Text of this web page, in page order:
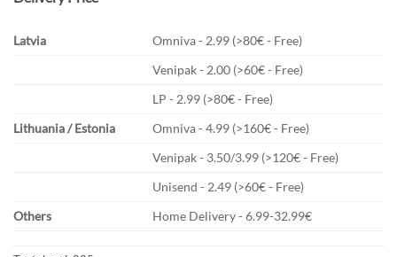
Latvia
Omniva - 2.99 (>80€ - Free)
Venipak - 2.00 (>60€ - Free)
LP - 2.99 (>80€ - Free)
Lithuania / Estonia
Omniva - 4.99 (>160€ - Free)
Venipak - 3.50/3.99 (>120€ - Free)
Unisend - 2.49 (>60€ - Free)
Others
Home Delivery - 6.99-32.99€